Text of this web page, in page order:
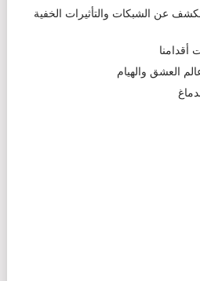
عن الشبكات والتأثيرات الخفية
أقدامنا
العشق والهيام